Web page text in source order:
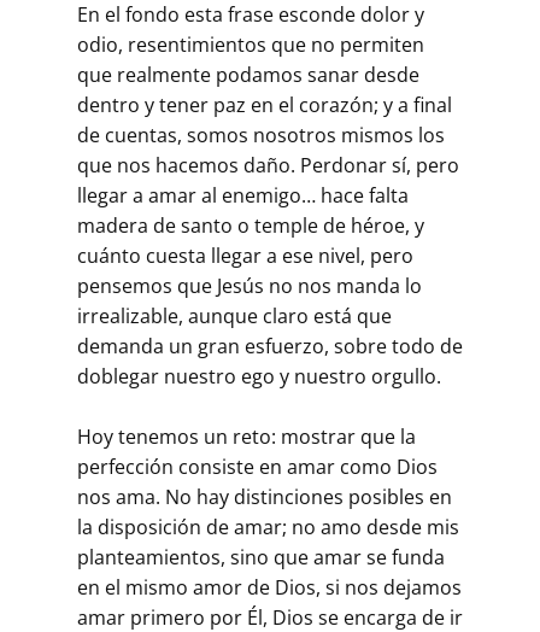
En el fondo esta frase esconde dolor y
odio, resentimientos que no permiten
que realmente podamos sanar desde
dentro y tener paz en el corazón; y a final
de cuentas, somos nosotros mismos los
que nos hacemos daño. Perdonar sí, pero
llegar a amar al enemigo… hace falta
madera de santo o temple de héroe, y
cuánto cuesta llegar a ese nivel, pero
pensemos que Jesús no nos manda lo
irrealizable, aunque claro está que
demanda un gran esfuerzo, sobre todo de
doblegar nuestro ego y nuestro orgullo.
Hoy tenemos un reto: mostrar que la
perfección consiste en amar como Dios
nos ama. No hay distinciones posibles en
la disposición de amar; no amo desde mis
planteamientos, sino que amar se funda
en el mismo amor de Dios, si nos dejamos
amar primero por Él, Dios se encarga de ir